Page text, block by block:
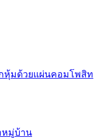
หุ้มด้วยแผ่นคอมโพสิท
หมู่บ้าน